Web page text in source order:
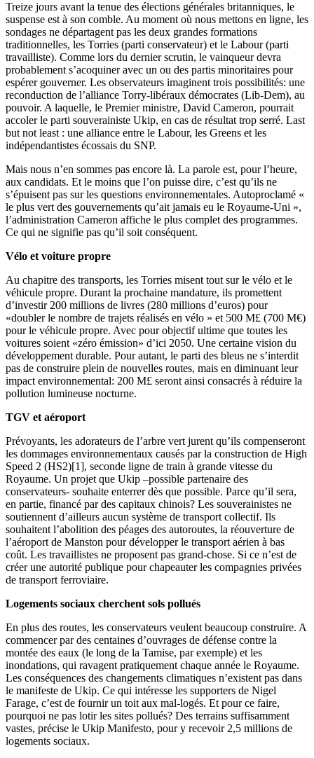
Treize jours avant la tenue des élections générales britanniques, le
suspense est à son comble. Au moment où nous mettons en ligne, les
sondages ne départagent pas les deux grandes formations
traditionnelles, les Torries (parti conservateur) et le Labour (parti
travailliste). Comme lors du dernier scrutin, le vainqueur devra
probablement s’acoquiner avec un ou des partis minoritaires pour
espérer gouverner. Les observateurs imaginent trois possibilités: une
reconduction de l’alliance Torry-libéraux démocrates (Lib-Dem), au
pouvoir. A laquelle, le Premier ministre, David Cameron, pourrait
accoler le parti souverainiste Ukip, en cas de résultat trop serré. Last
but not least : une alliance entre le Labour, les Greens et les
indépendantistes écossais du SNP.
Mais nous n’en sommes pas encore là. La parole est, pour l’heure,
aux candidats. Et le moins que l’on puisse dire, c’est qu’ils ne
s’épuisent pas sur les questions environnementales. Autoproclamé «
le plus vert des gouvernements qu’ait jamais eu le Royaume-Uni »,
l’administration Cameron affiche le plus complet des programmes.
Ce qui ne signifie pas qu’il soit conséquent.
Vélo et voiture propre
Au chapitre des transports, les Torries misent tout sur le vélo et le
véhicule propre. Durant la prochaine mandature, ils promettent
d’investir 200 millions de livres (280 millions d’euros) pour
«doubler le nombre de trajets réalisés en vélo » et 500 M£ (700 M€)
pour le véhicule propre. Avec pour objectif ultime que toutes les
voitures soient «zéro émission» d’ici 2050. Une certaine vision du
développement durable. Pour autant, le parti des bleus ne s’interdit
pas de construire plein de nouvelles routes, mais en diminuant leur
impact environnemental: 200 M£ seront ainsi consacrés à réduire la
pollution lumineuse nocturne.
TGV et aéroport
Prévoyants, les adorateurs de l’arbre vert jurent qu’ils compenseront
les dommages environnementaux causés par la construction de High
Speed 2 (HS2)[1], seconde ligne de train à grande vitesse du
Royaume. Un projet que Ukip –possible partenaire des
conservateurs- souhaite enterrer dès que possible. Parce qu’il sera,
en partie, financé par des capitaux chinois? Les souverainistes ne
soutiennent d’ailleurs aucun système de transport collectif. Ils
souhaitent l’abolition des péages des autoroutes, la réouverture de
l’aéroport de Manston pour développer le transport aérien à bas
coût. Les travaillistes ne proposent pas grand-chose. Si ce n’est de
créer une autorité publique pour chapeauter les compagnies privées
de transport ferroviaire.
Logements sociaux cherchent sols pollués
En plus des routes, les conservateurs veulent beaucoup construire. A
commencer par des centaines d’ouvrages de défense contre la
montée des eaux (le long de la Tamise, par exemple) et les
inondations, qui ravagent pratiquement chaque année le Royaume.
Les conséquences des changements climatiques n’existent pas dans
le manifeste de Ukip. Ce qui intéresse les supporters de Nigel
Farage, c’est de fournir un toit aux mal-logés. Et pour ce faire,
pourquoi ne pas lotir les sites pollués? Des terrains suffisamment
vastes, précise le Ukip Manifesto, pour y recevoir 2,5 millions de
logements sociaux.